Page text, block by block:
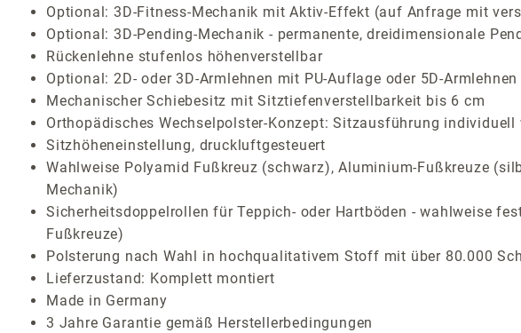
Optional: 3D-Fitness-Mechanik mit Aktiv-Effekt (auf Anfrage mit
Optional: 3D-Pending-Mechanik - permanente, dreidimensionale
Rückenlehne stufenlos höhenverstellbar
Optional: 2D- oder 3D-Armlehnen mit PU-Auflage oder 5D-
Mechanischer Schiebesitz mit Sitztiefenverstellbarkeit bis 6 cm
Orthopädisches Wechselpolster-Konzept: Sitzausführung
Sitzhöheneinstellung, druckluftgesteuert
Wahlweise Polyamid Fußkreuz (schwarz), Aluminium-Fußkreuze
Mechanik)
Sicherheitsdoppelrollen für Teppich- oder Hartböden - wahlweise
Fußkreuze)
Polsterung nach Wahl in hochqualitativem Stoff mit über 80.000
Lieferzustand: Komplett montiert
Made in Germany
3 Jahre Garantie gemäß Herstellerbedingungen